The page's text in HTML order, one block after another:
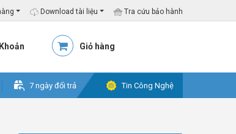
Download tài liệu Tra cứu bảo hành
Giỏ hàng
7 ngày đổi trả Tin Công Nghệ